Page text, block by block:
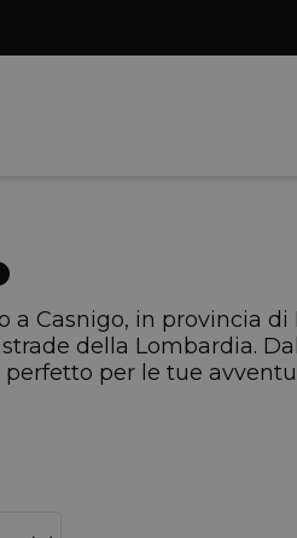
Casnigo, in provincia
della Lombardia.
per le tue